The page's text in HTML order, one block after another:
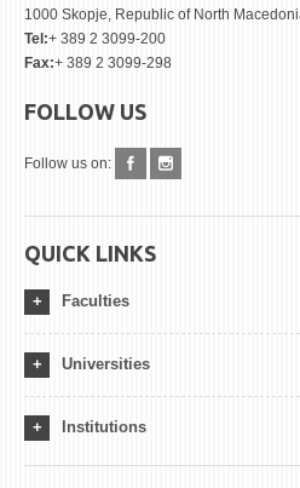
1000 Skopje, Republic of North
Tel:+ 389 2 3099-200
Fax:+ 389 2 3099-298
FOLLOW US
Follow us on:
QUICK LINKS
Faculties
Universities
Institutions